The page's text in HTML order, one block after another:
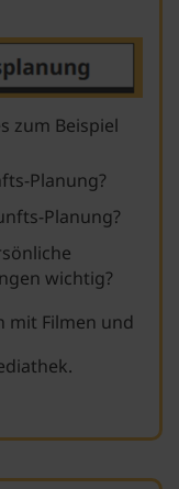
zum Beispiel
Planung?
Planung?
wichtig?
mit Filmen und